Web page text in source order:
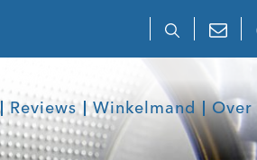
Reviews Winkelmand Over